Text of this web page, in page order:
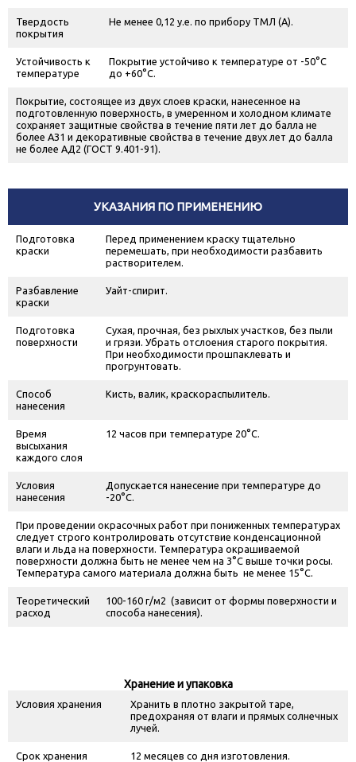
Твердость
покрытия
Не менее 0,12 у.е. по прибору ТМЛ (А).
Устойчивость к
температуре
Покрытие устойчиво к температуре от -50°С
до +60°С.
Покрытие, состоящее из двух слоев краски, нанесенное на
подготовленную поверхность, в умеренном и холодном климате
сохраняет защитные свойства в течение пяти лет до балла не
более АЗ1 и декоративные свойства в течение двух лет до балла
не более АД2 (ГОСТ 9.401-91).
УКАЗАНИЯ ПО ПРИМЕНЕНИЮ
Подготовка
краски
Перед применением краску тщательно
перемешать, при необходимости разбавить
растворителем.
Разбавление
краски
Уайт-спирит.
Подготовка
поверхности
Сухая, прочная, без рыхлых участков, без пыли
и грязи. Убрать отслоения старого покрытия.
При необходимости прошпаклевать и
прогрунтовать.
Способ
нанесения
Кисть, валик, краскораспылитель.
Время
высыхания
каждого слоя
12 часов при температуре 20°С.
Условия
нанесения
Допускается нанесение при температуре до
-20°С.
При проведении окрасочных работ при пониженных температурах
следует строго контролировать отсутствие конденсационной
влаги и льда на поверхности. Температура окрашиваемой
поверхности должна быть не менее чем на 3°С выше точки росы.
Температура самого материала должна быть не менее 15°С.
Теоретический
расход
100-160 г/м2 (зависит от формы поверхности и
способа нанесения).
Хранение и упаковка
Условия хранения
Хранить в плотно закрытой таре,
предохраняя от влаги и прямых солнечных
лучей.
Срок хранения 12 месяцев со дня изготовления.